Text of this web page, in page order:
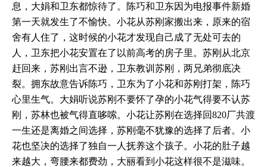
息，大娟和卫东都惊待了。陈巧和卫东因为电报事件新婚
第一天就发生了不愉快。小花从苏刚家搬出来，原来的宿
舍有人住了，这时候的小花才发现自己成了无处可去的
人，卫东把小花安置在了以前高考的房子里。苏刚从北京
赶回来，苏刚出言不逊，卫东教训苏刚，两兄弟彻底决
裂。拥东故意告诉陈巧，卫东为了小花和苏刚打架，陈巧
心里生气。大娟听说苏刚不要怀了孕的小花气得要不认苏
刚，苏林也被气得直哆嗦。小花让苏刚在选择回820厂共渡
一生还是离婚之间选择，苏刚毫不犹豫的选择了后者。小
花也坚决的选择了独自一人抚养这个孩子。小花的肚子越
来越大，弯腰来都费劲，大丽看到小花这样很不是滋味。